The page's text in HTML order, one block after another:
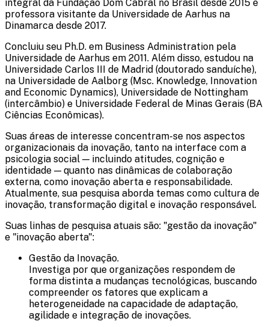
integral da Fundação Dom Cabral no Brasil desde 2015 e
professora visitante da Universidade de Aarhus na
Dinamarca desde 2017.
Concluiu seu Ph.D. em Business Administration pela
Universidade de Aarhus em 2011. Além disso, estudou na
Universidade Carlos III de Madrid (doutorado sanduíche),
na Universidade de Aalborg (Msc. Knowledge, Innovation
and Economic Dynamics), Universidade de Nottingham
(intercâmbio) e Universidade Federal de Minas Gerais (BA
Ciências Econômicas).
Suas áreas de interesse concentram-se nos aspectos
organizacionais da inovação, tanto na interface com a
psicologia social — incluindo atitudes, cognição e
identidade — quanto nas dinâmicas de colaboração
externa, como inovação aberta e responsabilidade.
Atualmente, sua pesquisa aborda temas como cultura de
inovação, transformação digital e inovação responsável.
Suas linhas de pesquisa atuais são: "gestão da inovação"
e "inovação aberta":
Gestão da Inovação.
Investiga por que organizações respondem de
forma distinta a mudanças tecnológicas, buscando
compreender os fatores que explicam a
heterogeneidade na capacidade de adaptação,
agilidade e integração de inovações.